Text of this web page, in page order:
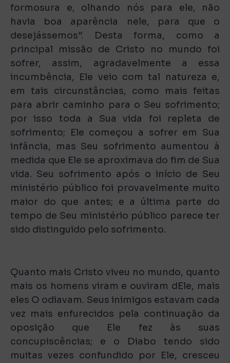
formosura e, olhando nós para ele, não
havia boa aparência nele, para que o
desejássemos”. Desta forma, como a
principal missão de Cristo no mundo foi
sofrer, assim, agradavelmente a essa
incumbência, Ele veio com tal natureza e,
em tais circunstâncias, como mais feitas
para abrir caminho para o Seu sofrimento;
por isso toda a Sua vida foi repleta de
sofrimento; Ele começou a sofrer em Sua
infância, mas Seu sofrimento aumentou à
medida que Ele se aproximava do fim de Sua
vida. Seu sofrimento após o início de Seu
ministério público foi provavelmente muito
maior do que antes; e a última parte do
tempo de Seu ministério público parece ter
sido distinguido pelo sofrimento.
Quanto mais Cristo viveu no mundo, quanto
mais os homens viram e ouviram dEle, mais
eles O odiavam. Seus inimigos estavam cada
vez mais enfurecidos pela continuação da
oposição que Ele fez às suas
concupiscências; e o Diabo tendo sido
muitas vezes confundido por Ele, cresceu